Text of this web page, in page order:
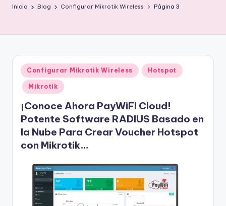
Inicio Blog Configurar Mikrotik Wireless Página 3
Publicado
en
Configurar Mikrotik Wireless Hotspot
Mikrotik
¡Conoce Ahora PayWiFi Cloud!
Potente Software RADIUS Basado en
la Nube Para Crear Voucher Hotspot
con Mikrotik…